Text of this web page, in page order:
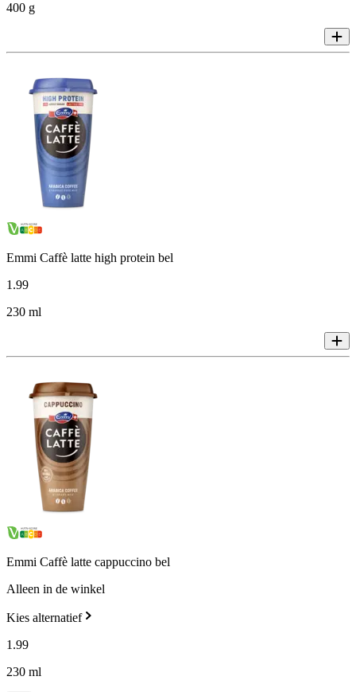
400 g
Emmi Caffè latte high protein bel
1 .99
230 ml
Emmi Caffè latte cappuccino bel
Alleen in de winkel
Kies alternatief
1 .99
230 ml